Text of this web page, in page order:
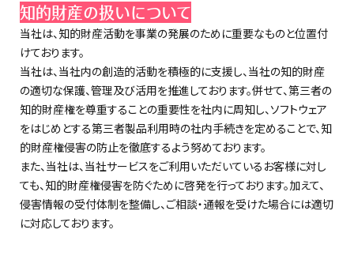
知的財産の扱いについて
当社は、知的財産活動を事業の発展のために重要なものと位置付
けております。
当社は、当社内の創造的活動を積極的に支援し、当社の知的財産
の適切な保護、管理及び活用を推進しております。併せて、第三者の
知的財産権を尊重することの重要性を社内に周知し、ソフトウェア
をはじめとする第三者製品利用時の社内手続きを定めることで、知
的財産権侵害の防止を徹底するよう努めております。
また、当社は、当社サービスをご利用いただいているお客様に対し
ても、知的財産権侵害を防ぐために啓発を行っております。加えて、
侵害情報の受付体制を整備し、ご相談・通報を受けた場合には適切
に対応しております。